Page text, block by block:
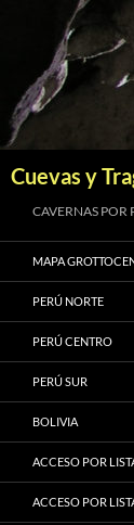
contenido
Cuevas y
CAVERNAS POR
MAPA
PERÚ NORTE
PERÚ CENTRO
PERÚ SUR
BOLIVIA
ACCESO POR
ACCESO POR